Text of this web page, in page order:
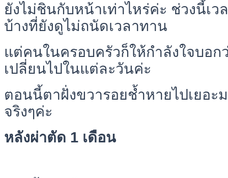
ยังไม่ชินกับหน้าเท่าไหร่ค่ะ ช่วงนี้เว
บ้างที่ยังดูไม่ถนัดเวลาทาน
แต่คนในครอบครัวก็ให้กำลังใจบอ
เปลี่ยนไปในแต่ละวันค่ะ
ตอนนี้ตาฝั่งขวารอยช้ำหายไปเยอ
จริงๆค่ะ
หลังผ่าตัด 1 เดือน